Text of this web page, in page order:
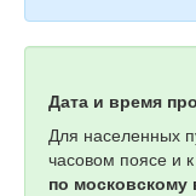
Дата и время
Для населенных
часовом поясе и
по московскому